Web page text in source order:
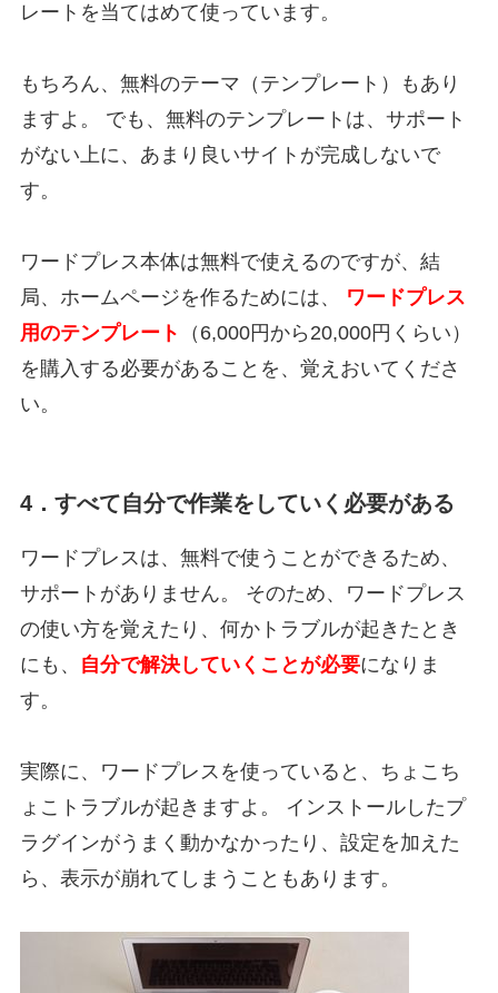
レートを当てはめて使っています。
もちろん、無料のテーマ（テンプレート）もあり
ますよ。 でも、無料のテンプレートは、サポート
がない上に、あまり良いサイトが完成しないで
す。
ワードプレス本体は無料で使えるのですが、結
局、ホームページを作るためには、
ワードプレス
用のテンプレート
（6,000円から20,000円くらい）
を購入する必要があることを、覚えおいてくださ
い。
4．すべて自分で作業をしていく必要がある
ワードプレスは、無料で使うことができるため、
サポートがありません。 そのため、ワードプレス
の使い方を覚えたり、何かトラブルが起きたとき
にも、
自分で解決していくことが必要になりま
す。
実際に、ワードプレスを使っていると、ちょこち
ょこトラブルが起きますよ。 インストールしたプ
ラグインがうまく動かなかったり、設定を加えた
ら、表示が崩れてしまうこともあります。